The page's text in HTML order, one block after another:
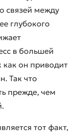
связей между
глубокого
в большей
как он приводит
Так что
прежде, чем
тот факт,